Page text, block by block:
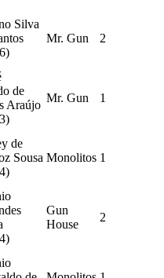
Silva
Mr. Gun 2
de
Araújo
Mr. Gun 1
de
Sousa Monolitos 1
Gun
House
2